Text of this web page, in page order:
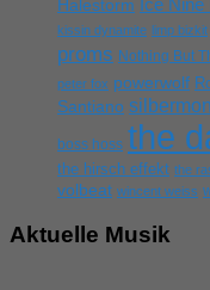
Halestorm
kissin dynamite limp bizkit
proms Nothing But
peter fox powerwolf
Santiano
boss hoss the
the hirsch effekt the
volbeat wincent weiss
Aktuelle Musik